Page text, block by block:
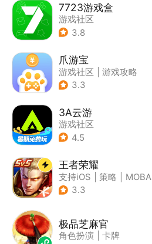
7723游戏盒
游戏社区
3.8
爪游宝
游戏社区
游戏攻略
3.3
3A云游
游戏社区
4.5
王者荣耀
支持iOS 策略
MOBA
| 奇幻
3.3
极品芝麻官
角色扮演 卡牌